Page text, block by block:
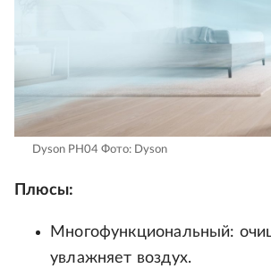
Dyson PH04 Фото: Dyson
Плюсы:
Многофункциональный:
увлажняет воздух.